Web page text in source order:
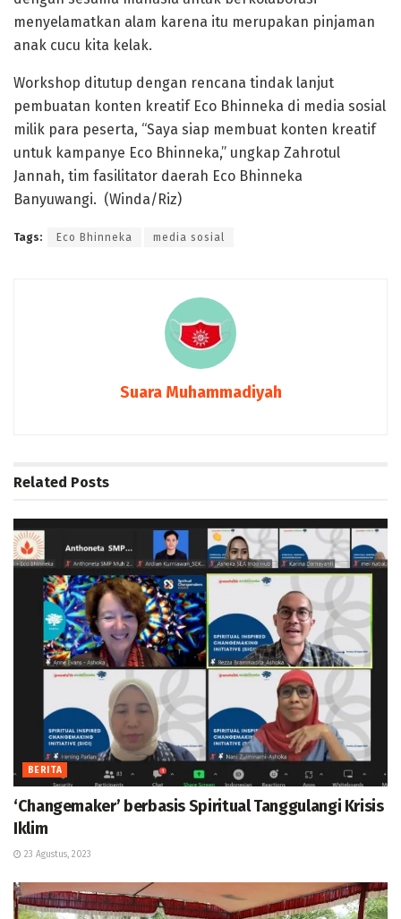
menyelamatkan alam karena itu merupakan pinjaman
anak cucu kita kelak.
Workshop ditutup dengan rencana tindak lanjut
pembuatan konten kreatif Eco Bhinneka di media sosial
milik para peserta, “Saya siap membuat konten kreatif
untuk kampanye Eco Bhinneka,” ungkap Zahrotul
Jannah, tim fasilitator daerah Eco Bhinneka
Banyuwangi. (Winda/Riz)
Tags: Eco Bhinneka media sosial
Suara Muhammadiyah
Related Posts
BERITA
‘Changemaker’ berbasis Spiritual Tanggulangi Krisis
Iklim
23 Agustus, 2023